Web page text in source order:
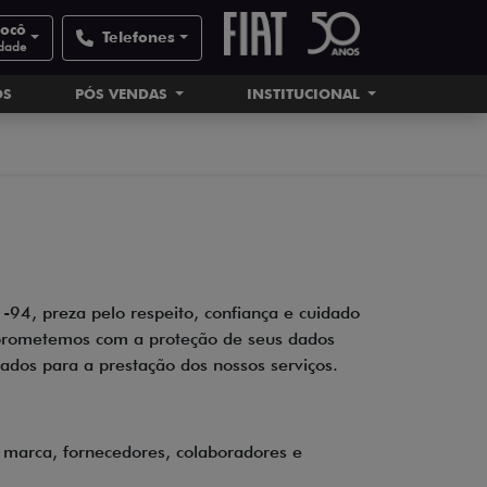
Telefones
PÓS VENDAS INSTITUCIONAL
preza pelo respeito, confiança e cuidado
com a proteção de seus dados
para a prestação dos nossos serviços.
fornecedores, colaboradores e